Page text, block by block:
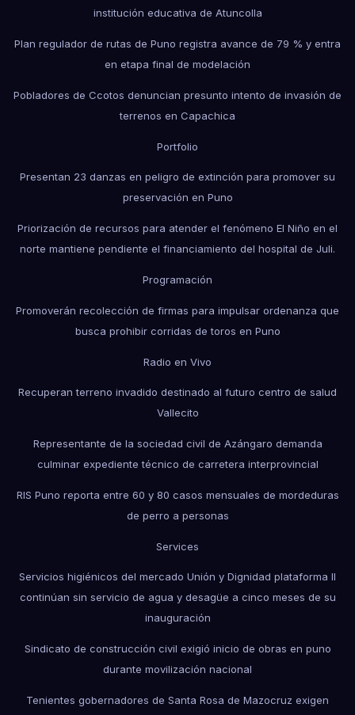
institución educativa de Atuncolla
Plan regulador de rutas de Puno registra avance de 79 % y entra
en etapa final de modelación
Pobladores de Ccotos denuncian presunto intento de invasión de
terrenos en Capachica
Portfolio
Presentan 23 danzas en peligro de extinción para promover su
preservación en Puno
Priorización de recursos para atender el fenómeno El Niño en el
norte mantiene pendiente el financiamiento del hospital de Juli.
Programación
Promoverán recolección de firmas para impulsar ordenanza que
busca prohibir corridas de toros en Puno
Radio en Vivo
Recuperan terreno invadido destinado al futuro centro de salud
Vallecito
Representante de la sociedad civil de Azángaro demanda
culminar expediente técnico de carretera interprovincial
RIS Puno reporta entre 60 y 80 casos mensuales de mordeduras
de perro a personas
Services
Servicios higiénicos del mercado Unión y Dignidad plataforma II
continúan sin servicio de agua y desagüe a cinco meses de su
inauguración
Sindicato de construcción civil exigió inicio de obras en puno
durante movilización nacional
Tenientes gobernadores de Santa Rosa de Mazocruz exigen